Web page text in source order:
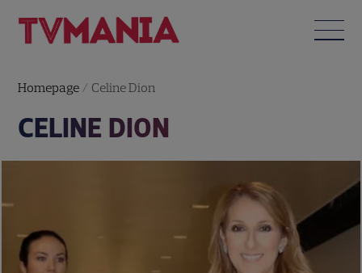
Homepage / Celine Dion
CELINE DION